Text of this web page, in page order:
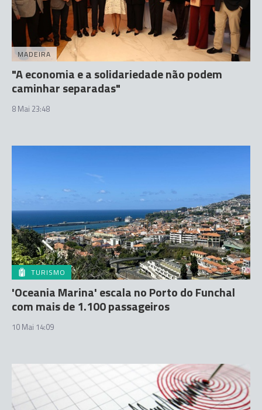
MADEIRA
"A economia e a solidariedade não podem
caminhar separadas"
8 Mai 23:48
TURISMO
'Oceania Marina' escala no Porto do Funchal
com mais de 1.100 passageiros
10 Mai 14:09